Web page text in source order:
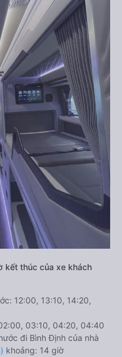
kết thúc của xe khách
12:00, 13:10, 14:20,
03:10, 04:20, 04:40
đi Bình Định của nhà
khoảng: 14 giờ